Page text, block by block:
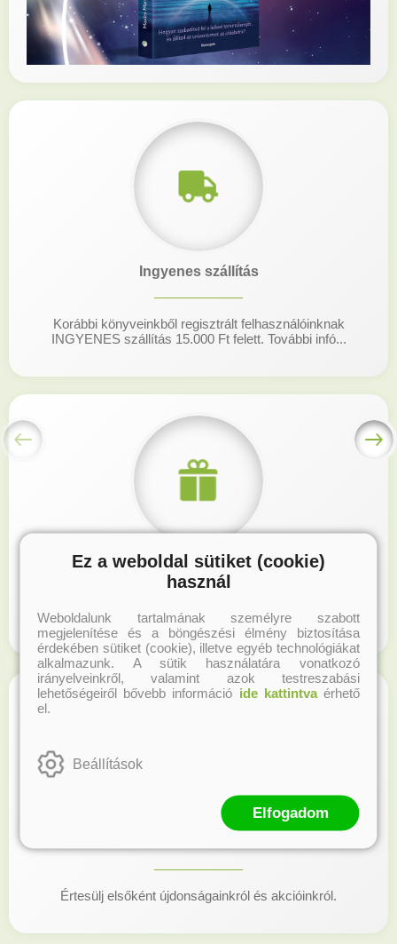
Ingyenes szállítás
Korábbi könyveinkből regisztrált felhasználóinknak
INGYENES szállítás 15.000 Ft felett. További infó...
Hűségprogram
Regisztrálj honlapunkon és gyűjtsd a hűségpontokat!
Értesülj elsőként újdonságainkról és akcióinkról.
Ez a weboldal sütiket (cookie)
használ
Weboldalunk tartalmának személyre szabott
megjelenítése és a böngészési élmény biztosítása
érdekében sütiket (cookie), illetve egyéb technológiákat
alkalmazunk. A sütik használatára vonatkozó
irányelveinkről, valamint azok testreszabási
lehetőségeiről bővebb információ ide kattintvaérhető
el.
Beállítások
Elfogadom